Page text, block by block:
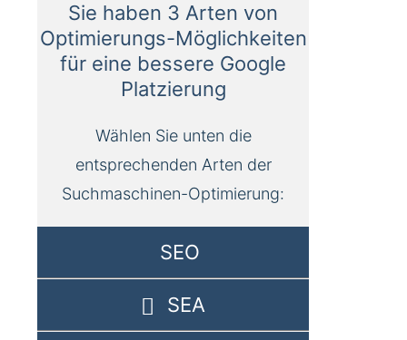
Sie haben 3 Arten von
Optimierungs-Möglichkeiten
für eine bessere Google
Platzierung
Wählen Sie unten die
entsprechenden Arten der
Suchmaschinen-Optimierung:
SEO
SEA